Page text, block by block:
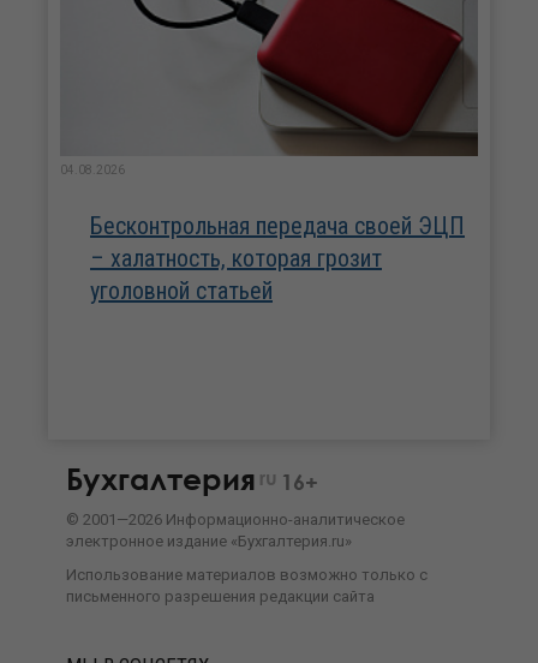
04.08.2026
Бесконтрольная передача своей ЭЦП
– халатность, которая грозит
уголовной статьей
Бухгалтерия ru 16+
© 2001—2026 Информационно-аналитическое
электронное издание «Бухгалтерия.ru»
Использование материалов возможно только с
письменного разрешения редакции сайта